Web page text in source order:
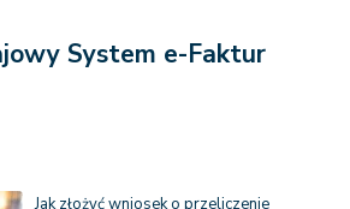
System e-Faktur
Jak złożyć wniosek o przeliczenie